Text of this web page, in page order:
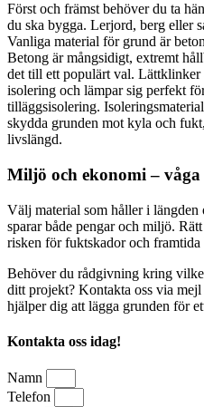
Först och främst behöver du ta
du ska bygga. Lerjord, berg eller
Vanliga material för grund är
Betong är mångsidigt, extremt
det till ett populärt val. Lättklinker
isolering och lämpar sig perfekt
tilläggsisolering.
skydda grunden mot kyla och
livslängd.
Miljö och ekonomi –
Välj material som håller i
sparar både pengar och miljö.
risken för fuktskador och framtida
Behöver du rådgivning kring
ditt projekt? Kontakta oss via
hjälper dig att lägga grunden för
Kontakta oss idag!
Namn
Telefon